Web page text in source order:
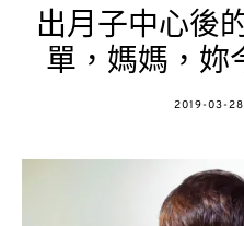
出月子中心後
單，媽媽，妳
POSTED
2019-03-28